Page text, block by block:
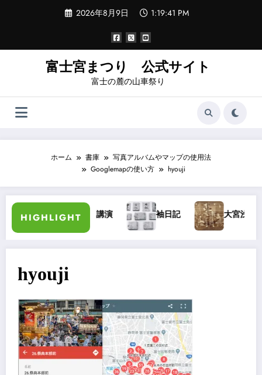
ツ
2026年8月9日 1:19:42 PM
富士宮まつり 公式サイト
富士の麓の山車祭り
ホーム 書庫
写真アルバムやマップの使用法
Googlemapの使い方
hyouji
HIGHLIGHT
加藤長三郎氏講演 袖日記 大宮浅間秋祭
hyouji